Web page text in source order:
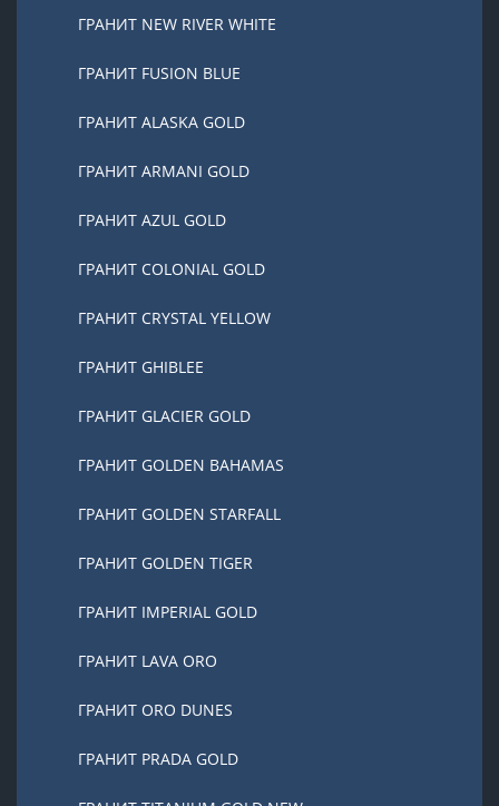
ГРАНИТ NEW RIVER WHITE
ГРАНИТ FUSION BLUE
ГРАНИТ ALASKA GOLD
ГРАНИТ ARMANI GOLD
ГРАНИТ AZUL GOLD
ГРАНИТ COLONIAL GOLD
ГРАНИТ CRYSTAL YELLOW
ГРАНИТ GHIBLEE
ГРАНИТ GLACIER GOLD
ГРАНИТ GOLDEN BAHAMAS
ГРАНИТ GOLDEN STARFALL
ГРАНИТ GOLDEN TIGER
ГРАНИТ IMPERIAL GOLD
ГРАНИТ LAVA ORO
ГРАНИТ ORO DUNES
ГРАНИТ PRADA GOLD